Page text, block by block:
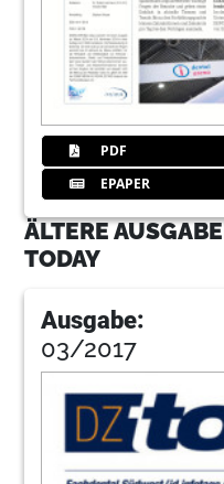
PDF
EPAPER
ÄLTERE
TODAY
Ausgabe:
03/2017